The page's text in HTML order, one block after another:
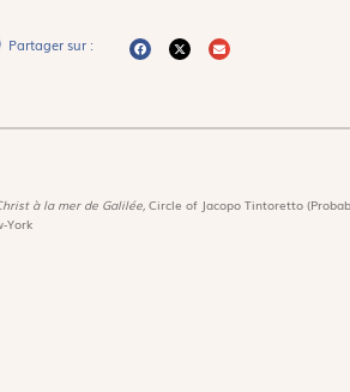
Partager sur :
à la mer de Galilée, Circle of Jacopo Tintoretto
York